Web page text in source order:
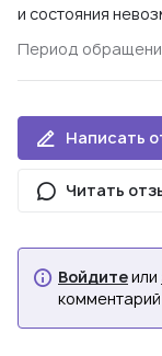
и состояния
Период
Написать
Читать
Войдитеили
комментарий